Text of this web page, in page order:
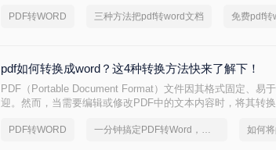
面，我将详细介绍几种将PDF转换成Word文档的方法。
PDF转WORD 三种方法把pdf转word文档 免费pdf转
pdf如何转换成word？这4种转换方法快来了解下！
PDF（Portable Document Format）文件因其格式固定、易
迎。然而，当需要编辑或修改PDF中的文本内容时，将其转
方法，帮助您轻松实现这一操作。
PDF转WORD 一分钟搞定PDF转Word，这2种简单方法，任意选择